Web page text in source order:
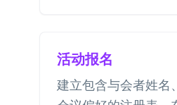
活动报名
建立包含与会者姓名